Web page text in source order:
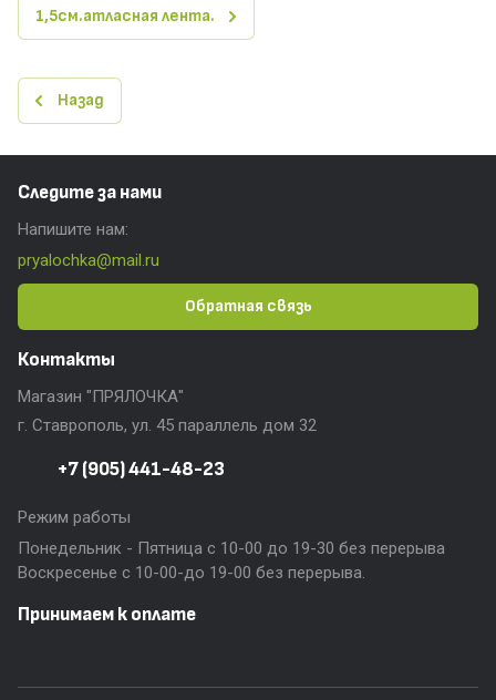
1,5см.атласная лента.
Назад
Следите за нами
Напишите нам:
pryalochka@mail.ru
Обратная связь
Контакты
Магазин "ПРЯЛОЧКА"
г. Ставрополь, ул. 45 параллель дом 32
+7 (905) 441-48-23
Режим работы
Понедельник - Пятница с 10-00 до 19-30 без перерыва
Воскресенье с 10-00-до 19-00 без перерыва.
Принимаем к оплате